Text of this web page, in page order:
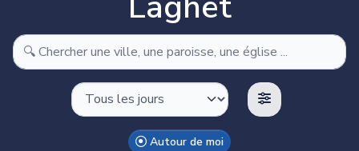
Autour de moi